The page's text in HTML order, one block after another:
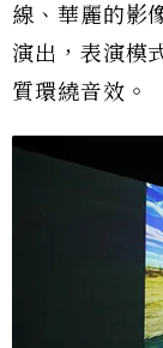
線、華麗的影
演出，表演模
質環繞音效。